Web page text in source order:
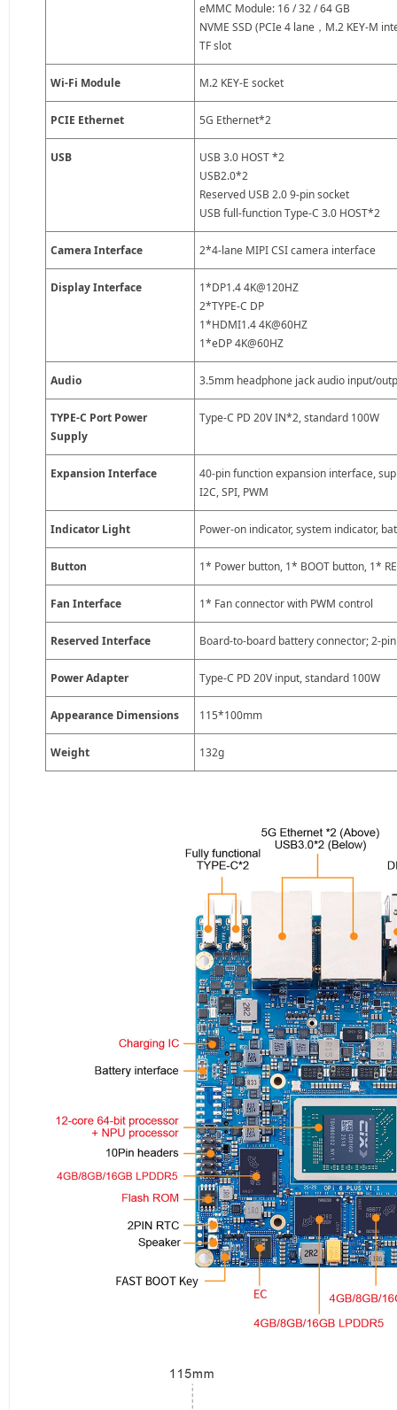
eMMC Module: 16 / 32 / 64 GB
NVME SSD (PCIe 4 lane，M.2 KEY-M
TF slot
Wi-Fi Module M.2 KEY-E socket
PCIE Ethernet 5G Ethernet*2
USB
USB 3.0 HOST *2
USB2.0*2
Reserved USB 2.0 9-pin socket
USB full-function Type-C 3.0 HOST*2
Camera Interface 2*4-lane MIPI CSI camera interface
Display Interface
1*DP1.4 4K@120HZ
2*TYPE-C DP
1*HDMI1.4 4K@60HZ
1*eDP 4K@60HZ
Audio 3.5mm headphone jack audio input/
TYPE-C Port Power
Supply
Type-C PD 20V IN*2, standard 100W
Expansion Interface
40-pin function expansion interface,
I2C, SPI, PWM
Indicator Light Power-on indicator, system indicator,
Button 1* Power button, 1* BOOT button, 1*
Fan Interface 1* Fan connector with PWM control
Reserved Interface Board-to-board battery connector; 2-
Power Adapter Type-C PD 20V input, standard 100W
Appearance Dimensions 115*100mm
Weight 132g